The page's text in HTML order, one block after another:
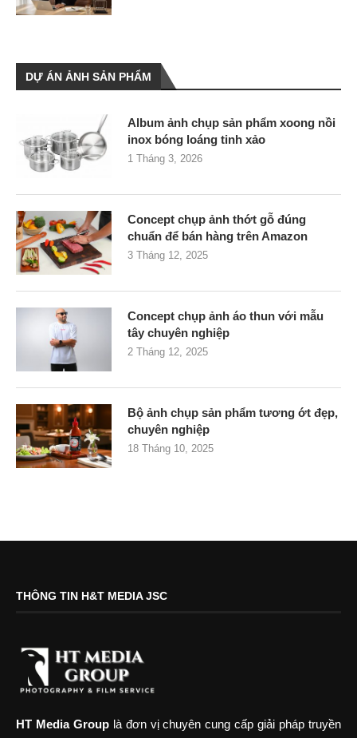
DỰ ÁN ẢNH SẢN PHẨM
Album ảnh chụp sản phẩm xoong nồi
inox bóng loáng tinh xảo
1 Tháng 3, 2026
Concept chụp ảnh thớt gỗ đúng
chuẩn để bán hàng trên Amazon
3 Tháng 12, 2025
Concept chụp ảnh áo thun với mẫu
tây chuyên nghiệp
2 Tháng 12, 2025
Bộ ảnh chụp sản phẩm tương ớt đẹp,
chuyên nghiệp
18 Tháng 10, 2025
THÔNG TIN H&T MEDIA JSC
HT Media Grouplà đơn vị chuyên cung cấp giải pháp truyền